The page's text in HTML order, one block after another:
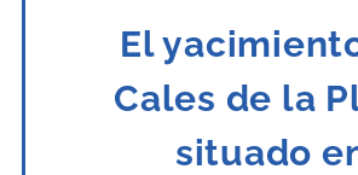
El
Cales de la
situado